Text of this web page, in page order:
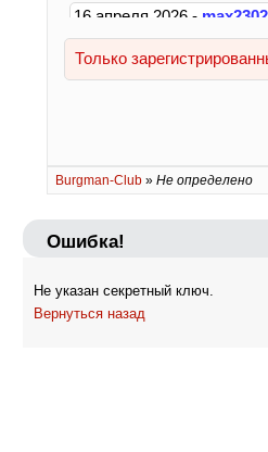
Burgman-Club » Не определено
Ошибка!
Не указан секретный ключ.
Вернуться назад